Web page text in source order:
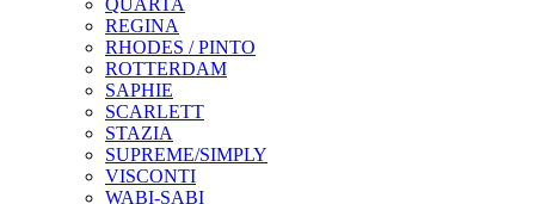
REGINA
RHODES / PINTO
ROTTERDAM
SAPHIE
SCARLETT
STAZIA
SUPREME/SIMPLY
VISCONTI
WABI-SABI